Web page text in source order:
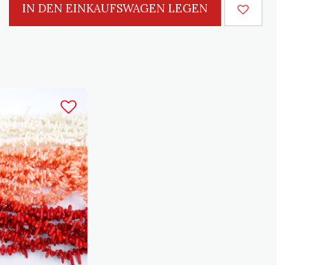
IN DEN EINKAUFSWAGEN LEGEN